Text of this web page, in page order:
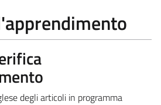
degli articoli in programma